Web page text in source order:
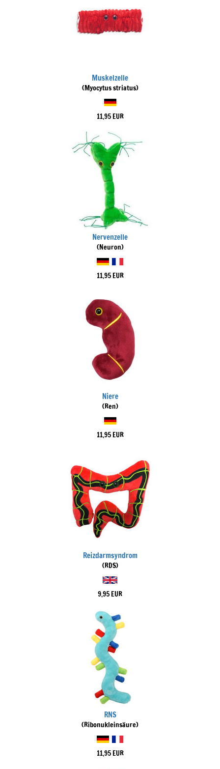
Muskelzelle
(Myocytus striatus)
11,95 EUR
Nervenzelle
(Neuron)
11,95 EUR
Niere
(Ren)
11,95 EUR
Reizdarmsyndrom
(RDS)
9,95 EUR
RNS
(Ribonukleinsäure)
11,95 EUR